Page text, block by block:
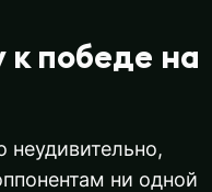
победе на
неудивительно,
ни одной